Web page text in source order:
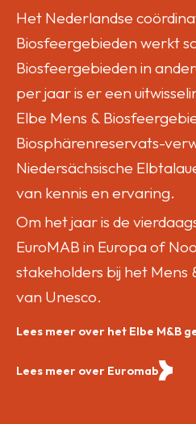
Het Nederlandse
Biosfeergebieden werkt
Biosfeergebieden in
per jaar is er een
Elbe Mens &
Biosphärenreservats-
Niedersächsische
van kennis en ervaring.
Om het jaar is de
EuroMAB in Europa of
stakeholders bij het
van Unesco.
Lees meer over het Elbe M&B
Lees meer over Euromab